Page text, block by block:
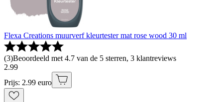
Flexa Creations muurverf kleurtester mat rose wood 30 ml
(3)Beoordeeld met 4.7 van de 5 sterren, 3 klantreviews
2.99
Prijs: 2.99 euro